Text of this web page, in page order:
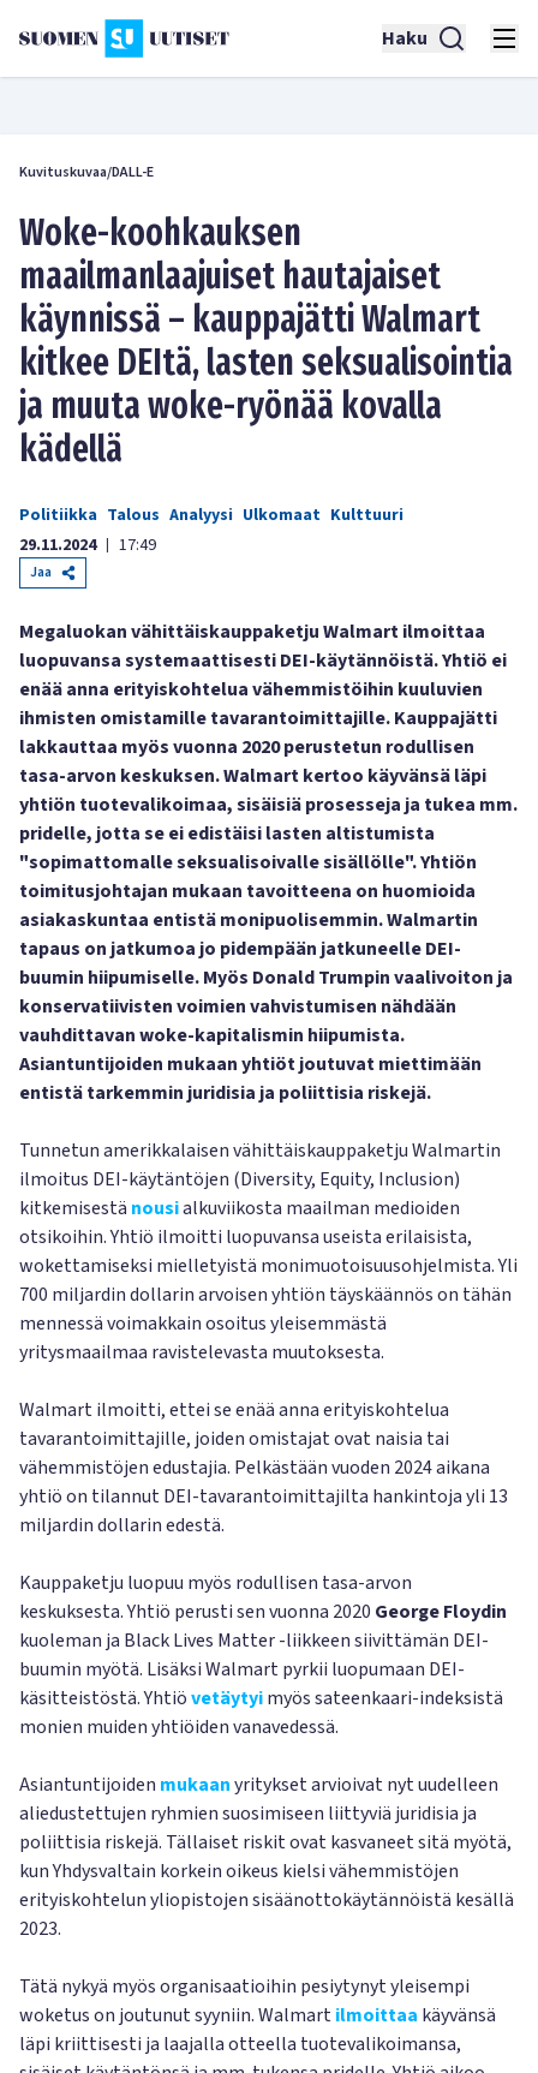
Haku
Kuvituskuvaa/DALL-E
Woke-koohkauksen
maailmanlaajuiset hautajaiset
käynnissä – kauppajätti Walmart
kitkee DEItä, lasten seksualisointia
ja muuta woke-ryönää kovalla
kädellä
Politiikka Talous Analyysi Ulkomaat Kulttuuri
29.11.2024 | 17:49
Jaa
Megaluokan vähittäiskauppaketju Walmart ilmoittaa
luopuvansa systemaattisesti DEI-käytännöistä. Yhtiö ei
enää anna erityiskohtelua vähemmistöihin kuuluvien
ihmisten omistamille tavarantoimittajille. Kauppajätti
lakkauttaa myös vuonna 2020 perustetun rodullisen
tasa-arvon keskuksen. Walmart kertoo käyvänsä läpi
yhtiön tuotevalikoimaa, sisäisiä prosesseja ja tukea mm.
pridelle, jotta se ei edistäisi lasten altistumista
"sopimattomalle seksualisoivalle sisällölle". Yhtiön
toimitusjohtajan mukaan tavoitteena on huomioida
asiakaskuntaa entistä monipuolisemmin. Walmartin
tapaus on jatkumoa jo pidempään jatkuneelle DEI-
buumin hiipumiselle. Myös Donald Trumpin vaalivoiton ja
konservatiivisten voimien vahvistumisen nähdään
vauhdittavan woke-kapitalismin hiipumista.
Asiantuntijoiden mukaan yhtiöt joutuvat miettimään
entistä tarkemmin juridisia ja poliittisia riskejä.
Tunnetun amerikkalaisen vähittäiskauppaketju Walmartin
ilmoitus DEI-käytäntöjen (Diversity, Equity, Inclusion)
kitkemisestä nousialkuviikosta maailman medioiden
otsikoihin. Yhtiö ilmoitti luopuvansa useista erilaisista,
wokettamiseksi mielletyistä monimuotoisuusohjelmista. Yli
700 miljardin dollarin arvoisen yhtiön täyskäännös on tähän
mennessä voimakkain osoitus yleisemmästä
yritysmaailmaa ravistelevasta muutoksesta.
Walmart ilmoitti, ettei se enää anna erityiskohtelua
tavarantoimittajille, joiden omistajat ovat naisia tai
vähemmistöjen edustajia. Pelkästään vuoden 2024 aikana
yhtiö on tilannut DEI-tavarantoimittajilta hankintoja yli 13
miljardin dollarin edestä.
Kauppaketju luopuu myös rodullisen tasa-arvon
keskuksesta. Yhtiö perusti sen vuonna 2020 George Floydin
kuoleman ja Black Lives Matter -liikkeen siivittämän DEI-
buumin myötä. Lisäksi Walmart pyrkii luopumaan DEI-
käsitteistöstä. Yhtiövetäytyimyös sateenkaari-indeksistä
monien muiden yhtiöiden vanavedessä.
Asiantuntijoiden mukaanyritykset arvioivat nyt uudelleen
aliedustettujen ryhmien suosimiseen liittyviä juridisia ja
poliittisia riskejä. Tällaiset riskit ovat kasvaneet sitä myötä,
kun Yhdysvaltain korkein oikeus kielsi vähemmistöjen
erityiskohtelun yliopistojen sisäänottokäytännöistä kesällä
2023.
Tätä nykyä myös organisaatioihin pesiytynyt yleisempi
woketus on joutunut syyniin. Walmartilmoittaa käyvänsä
läpi kriittisesti ja laajalla otteella tuotevalikoimansa,